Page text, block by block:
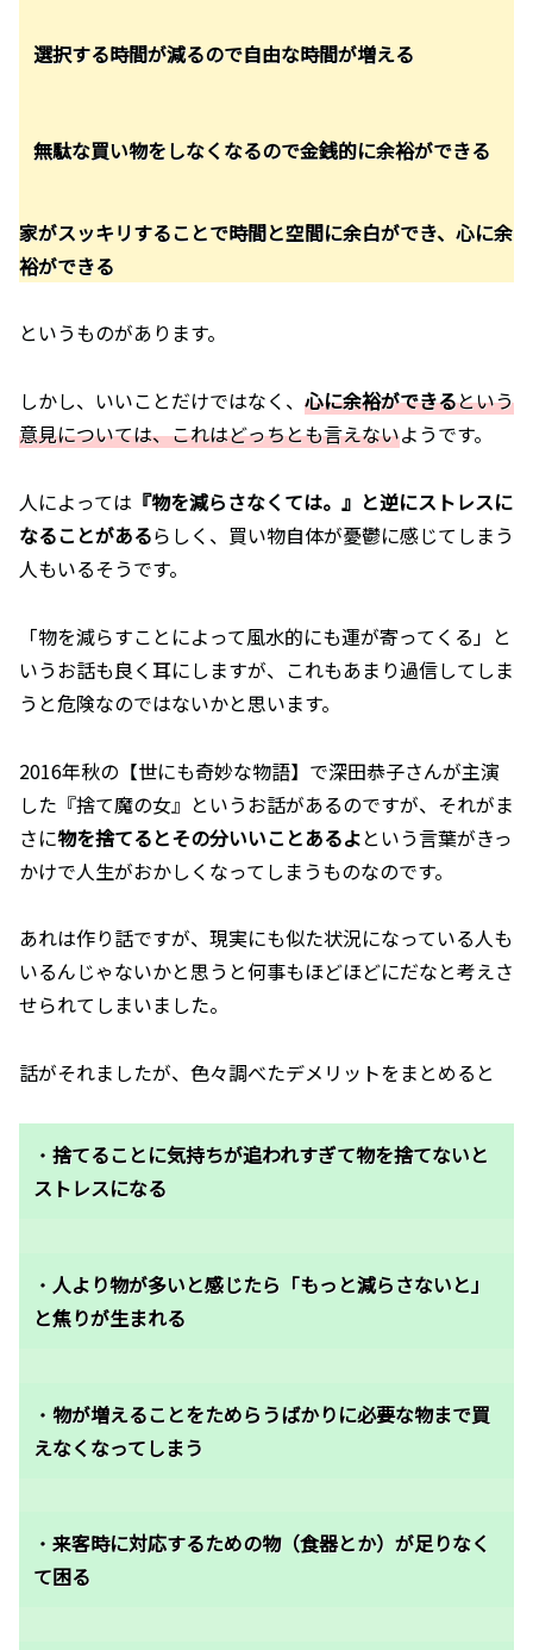
選択する時間が減るので自由な時間が増える
無駄な買い物をしなくなるので金銭的に余裕ができる
家がスッキリすることで時間と空間に余白ができ、心に余
裕ができる
というものがあります。
しかし、いいことだけではなく、 心に余裕ができるという
意見については、これはどっちとも言えないようです。
人によっては 『物を減らさなくては。』と逆にストレスに
なることがあるらしく、買い物自体が憂鬱に感じてしまう
人もいるそうです。
「物を減らすことによって風水的にも運が寄ってくる」と
いうお話も良く耳にしますが、これもあまり過信してしま
うと危険なのではないかと思います。
2016年秋の【世にも奇妙な物語】で深田恭子さんが主演
した『捨て魔の女』というお話があるのですが、それがま
さに物を捨てるとその分いいことあるよという言葉がきっ
かけで人生がおかしくなってしまうものなのです。
あれは作り話ですが、現実にも似た状況になっている人も
いるんじゃないかと思うと何事もほどほどにだなと考えさ
せられてしまいました。
話がそれましたが、色々調べたデメリットをまとめると
・ 捨てることに気持ちが追われすぎて物を捨てないと
ストレスになる
・ 人より物が多いと感じたら「もっと減らさないと」
と焦りが生まれる
・ 物が増えることをためらうばかりに必要な物まで買
えなくなってしまう
・ 来客時に対応するための物（食器とか）が足りなく
て困る